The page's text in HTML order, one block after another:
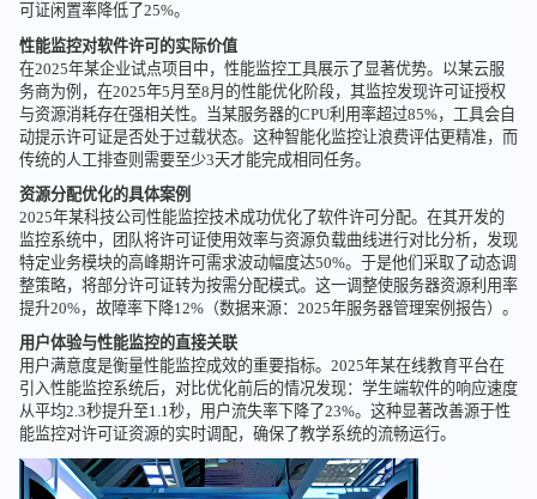
可证闲置率降低了25%。
性能监控对软件许可的实际价值
在2025年某企业试点项目中，性能监控工具展示了显著优势。以某云服
务商为例，在2025年5月至8月的性能优化阶段，其监控发现许可证授权
与资源消耗存在强相关性。当某服务器的CPU利用率超过85%，工具会自
动提示许可证是否处于过载状态。这种智能化监控让浪费评估更精准，而
传统的人工排查则需要至少3天才能完成相同任务。
资源分配优化的具体案例
2025年某科技公司性能监控技术成功优化了软件许可分配。在其开发的
监控系统中，团队将许可证使用效率与资源负载曲线进行对比分析，发现
特定业务模块的高峰期许可需求波动幅度达50%。于是他们采取了动态调
整策略，将部分许可证转为按需分配模式。这一调整使服务器资源利用率
提升20%，故障率下降12%（数据来源：2025年服务器管理案例报告）。
用户体验与性能监控的直接关联
用户满意度是衡量性能监控成效的重要指标。2025年某在线教育平台在
引入性能监控系统后，对比优化前后的情况发现：学生端软件的响应速度
从平均2.3秒提升至1.1秒，用户流失率下降了23%。这种显著改善源于性
能监控对许可证资源的实时调配，确保了教学系统的流畅运行。